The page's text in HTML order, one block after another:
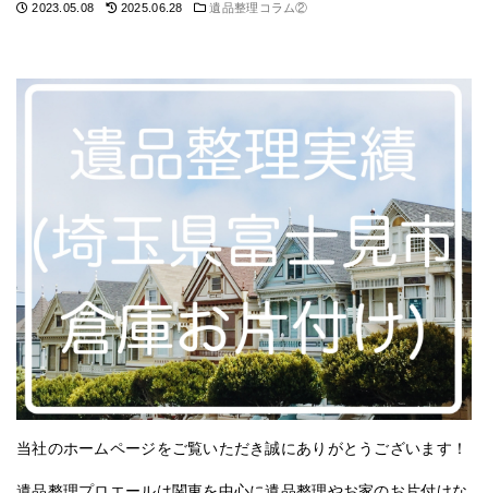
2023.05.08 2025.06.28 遺品整理コラム②
当社のホームページをご覧いただき誠にありがとうございます！